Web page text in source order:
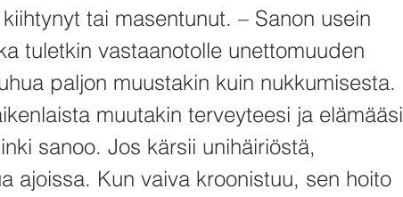
tai masentunut. – Sanon usein
tuletkin vastaanotolle unettomuuden
paljon muustakin kuin nukkumisesta.
muutakin terveyteesi ja elämääsi
sanoo. Jos kärsii unihäiriöstä,
ajoissa. Kun vaiva kroonistuu, sen hoito